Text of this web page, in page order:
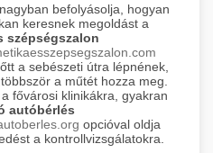
befolyásolja, hogyan
keresnek megoldást a
szépségszalon
a sebészeti útra lépnének,
a műtét hozza meg.
fővárosi klinikákra, gyakran
autóbérlés
opcióval oldja
a kontrollvizsgálatokra.